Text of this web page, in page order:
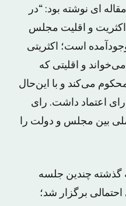
ای نوشته بود: “در
اکثریت و اقلیت مجلس
است؛ اکثریتی
و اقلیتی که
محکوم می‌کند و با ‌این‌حال
اعتماد داشت. رای
بین مجلس و دولت را
گذشته چندین جلسه
احتمالی برگزار شد؛